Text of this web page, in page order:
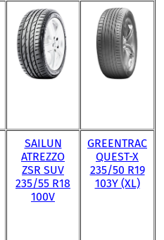
SAILUN
ATREZZO
ZSR SUV
235/55 R18
100V
GREENTRAC
QUEST-X
235/50 R19
103Y (XL)